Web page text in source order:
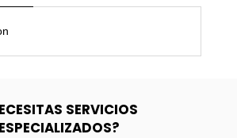
SERVICIOS
ESPECIALIZADOS?